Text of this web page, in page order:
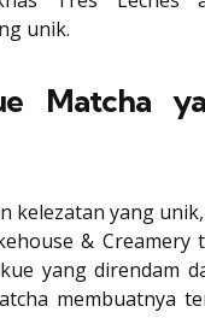
unik.
Matcha
kelezatan yang
& Creamery
yang direndam
membuatnya